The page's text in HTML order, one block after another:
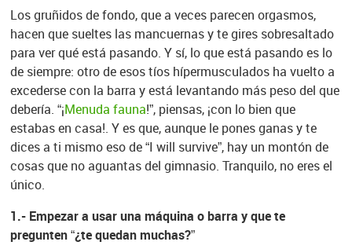
Los gruñidos de fondo, que a veces parecen orgasmos,
hacen que sueltes las mancuernas y te gires sobresaltado
para ver qué está pasando. Y sí, lo que está pasando es lo
de siempre: otro de esos tíos hípermusculados ha vuelto a
excederse con la barra y está levantando más peso del que
debería. “¡Menuda fauna!”, piensas, ¡con lo bien que
estabas en casa!. Y es que, aunque le pones ganas y te
dices a ti mismo eso de “I will survive”, hay un montón de
cosas que no aguantas del gimnasio. Tranquilo, no eres el
único.
1.- Empezar a usar una máquina o barra y que te
pregunten “¿te quedan muchas?”